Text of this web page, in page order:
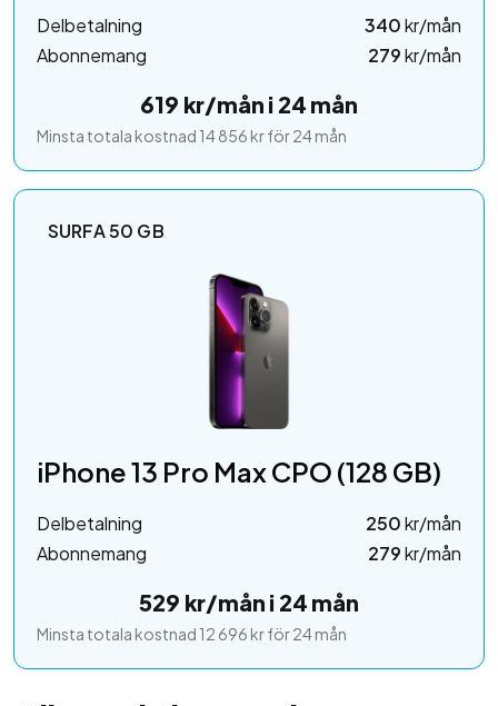
Delbetalning 340kr/mån
Abonnemang
279kr/mån
619 kr/mån i 24 mån
Minsta totala kostnad 14 856 kr för 24 mån
SURFA 50 GB
iPhone 13 Pro Max CPO (128 GB)
Delbetalning 250kr/mån
Abonnemang
279kr/mån
529 kr/mån i 24 mån
Minsta totala kostnad 12 696 kr för 24 mån